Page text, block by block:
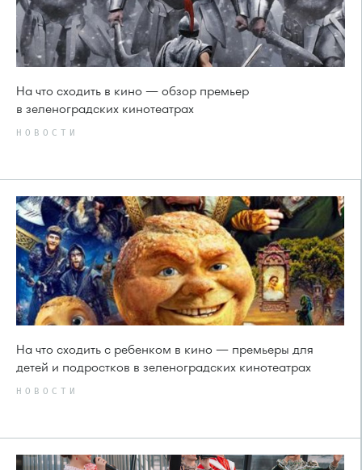
На что сходить в кино — обзор премьер
в зеленоградских кинотеатрах
НОВОСТИ
На что сходить с ребенком в кино — премьеры для
детей и подростков в зеленоградских кинотеатрах
НОВОСТИ